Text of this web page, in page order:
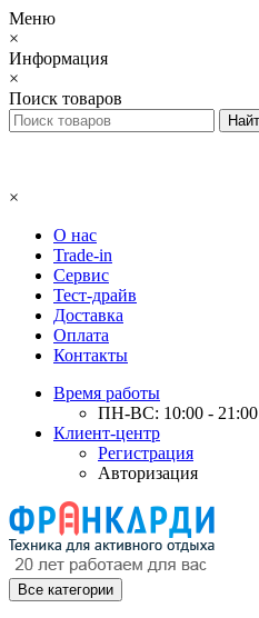
Меню
×
Информация
×
Поиск товаров
×
О нас
Trade-in
Сервис
Тест-драйв
Доставка
Оплата
Контакты
Время работы
ПН-ВС: 10:00 - 21:00
Клиент-центр
Регистрация
Авторизация
Все категории